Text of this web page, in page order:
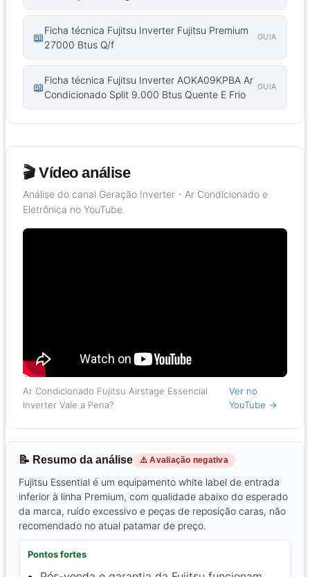
📖
Ficha técnica Fujitsu Inverter Fujitsu Premium
27000 Btus Q/f
GUIA
📖
Ficha técnica Fujitsu Inverter AOKA09KPBA Ar
Condicionado Split 9.000 Btus Quente E Frio
GUIA
🎬 Vídeo análise
Análise do canal Geração Inverter - Ar Condicionado e
Eletrônica no YouTube.
Ar Condicionado Fujitsu Airstage Essencial
Inverter Vale a Pena?
Ver no
YouTube →
📝 Resumo da análise ⚠️ Avaliação negativa
Fujitsu Essential é um equipamento white label de entrada
inferior à linha Premium, com qualidade abaixo do esperado
da marca, ruído excessivo e peças de reposição caras, não
recomendado no atual patamar de preço.
Pontos fortes